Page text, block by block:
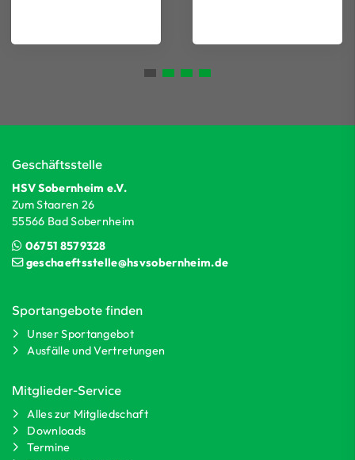
Geschäftsstelle
HSV Sobernheim e.V.
Zum Staaren 26
55566 Bad Sobernheim
06751 8579328
geschaeftsstelle@hsvsobernheim.de
Sportangebote finden
Unser Sportangebot
Ausfälle und Vertretungen
Mitglieder-Service
Alles zur Mitgliedschaft
Downloads
Termine